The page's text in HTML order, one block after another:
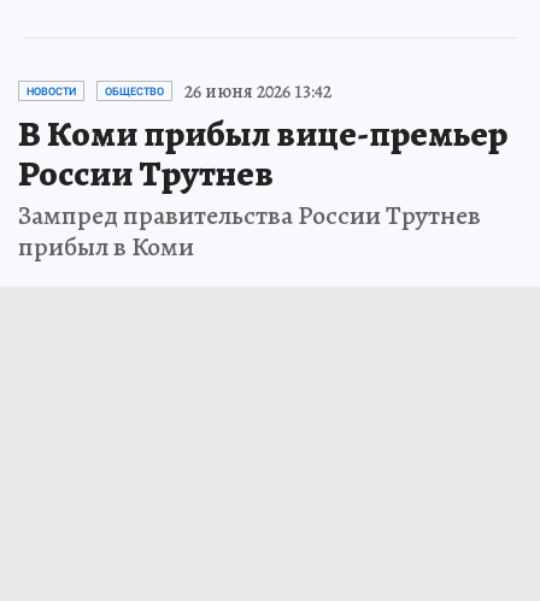
НОВОСТИ ОБЩЕСТВО 26 июня 2026 13:42
В Коми прибыл вице-премьер
России Трутнев
Зампред правительства России Трутнев
прибыл в Коми